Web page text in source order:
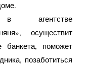
в агентстве
осуществит
банкета, поможет
позаботиться